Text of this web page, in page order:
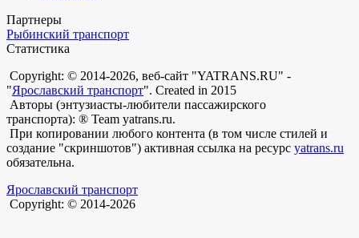
Партнеры
Рыбинский транспорт
Статистика
Copyright: © 2014-2026, веб-сайт "YATRANS.RU" -
"Ярославский транспорт". Created in 2015
Авторы (энтузиасты-любители пассажирского
транспорта): ® Team yatrans.ru.
При копировании любого контента (в том числе стилей и
создание "скриншотов") активная ссылка на ресурс yatrans.ru
обязательна.
Ярославский транспорт
Copyright: © 2014-2026